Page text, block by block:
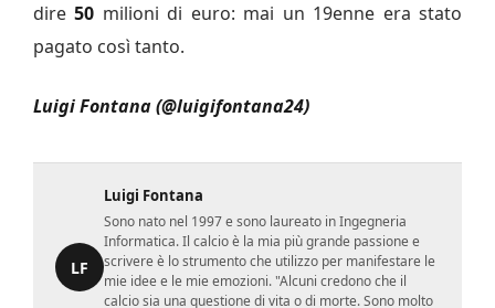
dire50 milioni di euro: mai un 19enne era stato
pagato così tanto.
Luigi Fontana (@luigifontana24)
LF
Luigi Fontana
Sono nato nel 1997 e sono laureato in Ingegneria
Informatica. Il calcio è la mia più grande passione e
scrivere è lo strumento che utilizzo per manifestare le
mie idee e le mie emozioni. "Alcuni credono che il
calcio sia una questione di vita o di morte. Sono molto